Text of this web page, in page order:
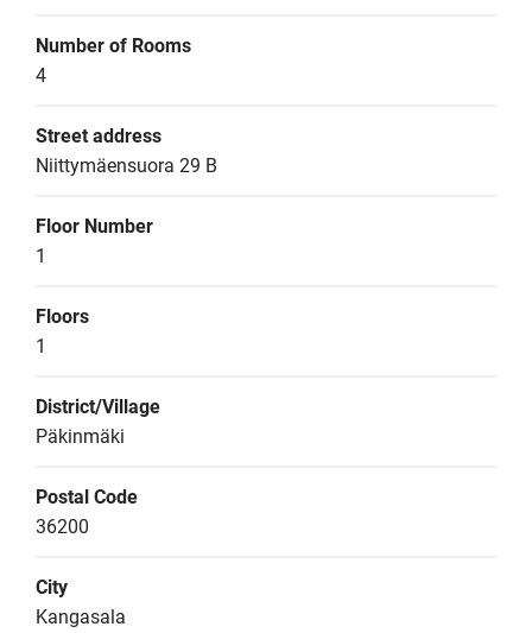
Number of Rooms
4
Street address
Niittymäensuora 29 B
Floor Number
1
Floors
1
District/Village
Päkinmäki
Postal Code
36200
City
Kangasala